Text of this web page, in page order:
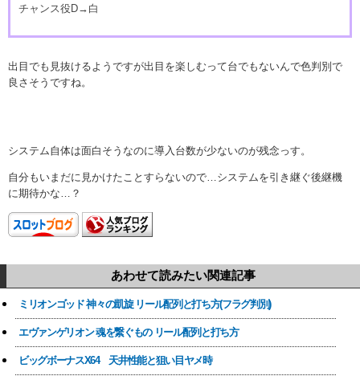
チャンス役D→白
出目でも見抜けるようですが出目を楽しむって台でもないんで色判別で
良さそうですね。
システム自体は面白そうなのに導入台数が少ないのが残念っす。
自分もいまだに見かけたことすらないので…システムを引き継ぐ後継機
に期待かな…？
あわせて読みたい関連記事
ミリオンゴッド 神々の凱旋 リール配列と打ち方(フラグ判別)
エヴァンゲリオン 魂を繋ぐもの リール配列と打ち方
ビッグボーナスX64 天井性能と狙い目ヤメ時